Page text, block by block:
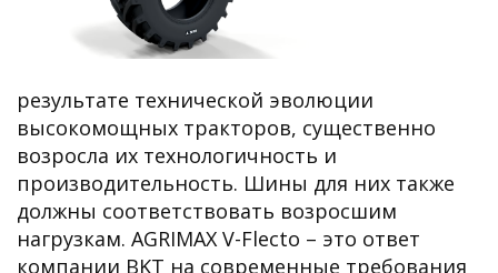
результате технической эволюции
высокомощных тракторов, существенно
возросла их технологичность и
производительность. Шины для них также
должны соответствовать возросшим
нагрузкам. AGRIMAX V-Flecto – это ответ
компании BKT на современные требования